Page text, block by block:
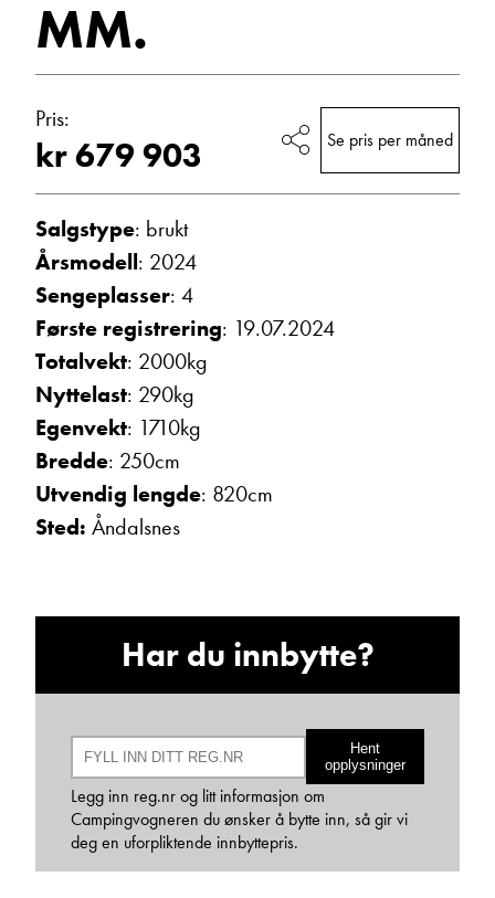
Trine Dahl
Kundemottak Verksted / Deler
Bjarne Eide
Vis telefon
Vis epost
MM.
Pris:
kr 679 903 Se pris per måned
Salgstype: brukt
Årsmodell: 2024
Sengeplasser: 4
Første registrering: 19.07.2024
Totalvekt: 2000kg
Nyttelast: 290kg
Egenvekt: 1710kg
Bredde: 250cm
Utvendig lengde: 820cm
Sted: Åndalsnes
Har du innbytte?
Hent
opplysninger
Legg inn reg.nr og litt informasjon om
Campingvogneren du ønsker å bytte inn, så gir vi
deg en uforpliktende innbyttepris.